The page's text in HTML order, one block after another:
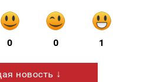
0 0 1
новость ↓